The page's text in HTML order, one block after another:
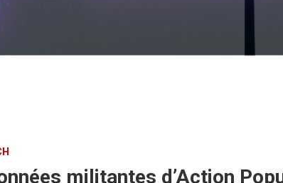
militantes d’Action